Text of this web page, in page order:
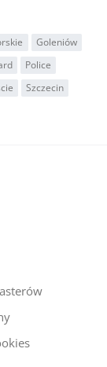
Goleniów
Police
Szczecin